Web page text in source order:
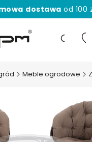
dostawa od 100
na zwrot towaru!
Otwórz
Meble ogrodowe